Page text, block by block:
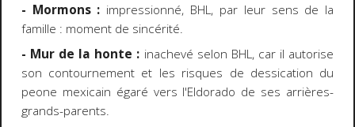
- Mormons : impressionné, BHL, par leur sens de la
famille : moment de sincérité.
- Mur de la honte : inachevé selon BHL, car il autorise
son contournement et les risques de dessication du
peone mexicain égaré vers l'Eldorado de ses arrières-
grands-parents.